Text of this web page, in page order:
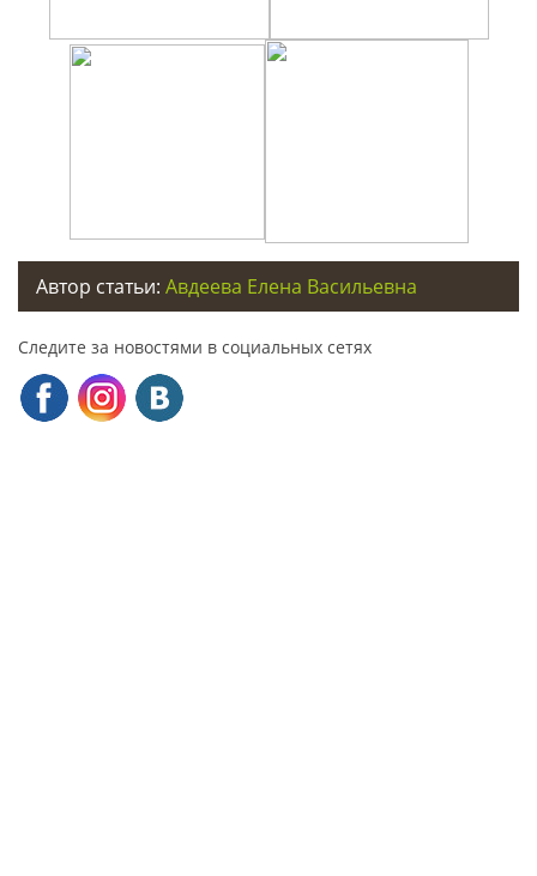
Автор статьи: Авдеева Елена Васильевна
Следите за новостями в социальных сетях